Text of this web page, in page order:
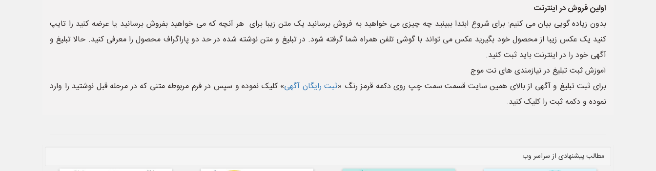
اولین فروش در اینترنت
بدون زیاده گویی بیان می کنیم: برای شروع ابتدا ببینید چه چیزی می خواهید به فروش برسانید یک متن زیبا برای هر آنچه که می خواهید بفروش برسانید یا عرضه کنید را تایپ
کنید یک عکس زیبا از محصول خود بگیرید عکس می تواند با گوشی تلفن همراه شما گرفته شود. در تبلیغ و متن نوشته شده در حد دو پاراگراف محصول را معرفی کنید. حالا تبلیغ و
آگهی خود را در اینترنت باید ثبت کنید.
آموزش ثبت تبلیغ در نیازمندی های نت موج
برای ثبت تبلیغ و آگهی از بالای همین سایت قسمت سمت چپ روی دکمه قرمز رنگ «ثبت رایگان آگهی» کلیک نموده و سپس در فرم مربوطه متنی که در مرحله قبل نوشتید را وارد
نموده و دکمه ثبت را کلیک کنید.
مطالب پیشنهادی از سراسر وب